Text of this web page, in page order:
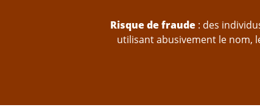
Risque de fraude: des
utilisant abusivement le nom,